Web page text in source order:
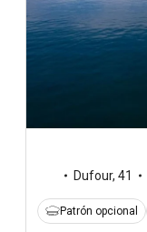
Dufour, 41
Patrón opcional